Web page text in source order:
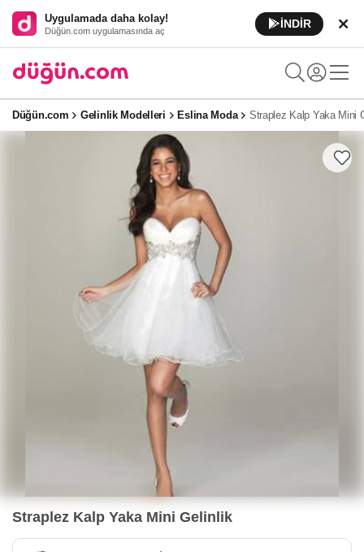
Uygulamada daha kolay!
Düğün.com uygulamasında aç
İNDİR
Düğün.com Gelinlik Modelleri Eslina Moda Straplez Kalp Yaka Mini
Straplez Kalp Yaka Mini Gelinlik